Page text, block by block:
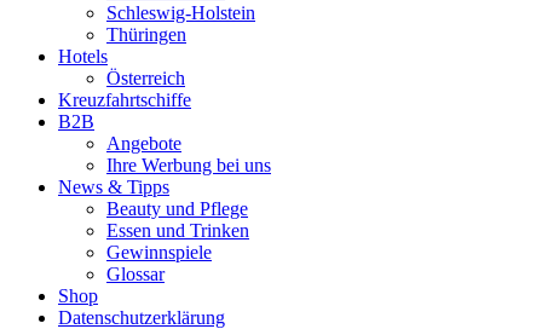
Schleswig-Holstein
Thüringen
Hotels
Österreich
Kreuzfahrtschiffe
B2B
Angebote
Ihre Werbung bei uns
News & Tipps
Beauty und Pflege
Essen und Trinken
Gewinnspiele
Glossar
Shop
Datenschutzerklärung